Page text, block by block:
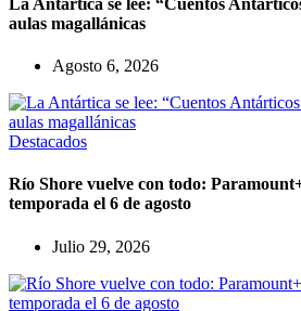
aulas magallánicas
Agosto 6, 2026
Destacados
Río Shore vuelve con todo:
temporada el 6 de agosto
Julio 29, 2026